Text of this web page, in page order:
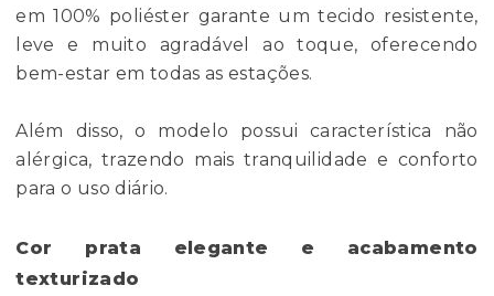
em 100% poliéster garante um tecido resistente,
leve e muito agradável ao toque, oferecendo
bem-estar em todas as estações.
Além disso, o modelo possui característica não
alérgica, trazendo mais tranquilidade e conforto
para o uso diário.
Cor prata elegante e acabamento
texturizado